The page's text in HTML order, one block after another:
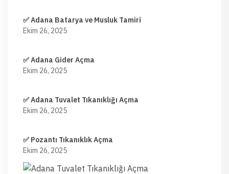
✅ Adana Batarya ve Musluk Tamiri
Ekim 26, 2025
✅ Adana Gider Açma
Ekim 26, 2025
✅ Adana Tuvalet Tıkanıklığı Açma
Ekim 26, 2025
✅ Pozantı Tıkanıklık Açma
Ekim 26, 2025